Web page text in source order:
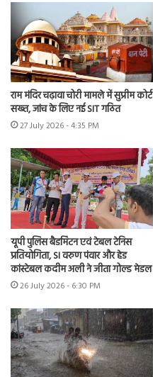
राम मंदिर चढ़ावा चोरी मामले में सुप्रीम कोर्ट
सख्त, जांच के लिए नई SIT गठित
27 July 2026 - 4:35 PM
यूपी पुलिस बैडमिंटन एवं टेबल टेनिस
प्रतियोगिता, SI वरुण पंवार और हेड
कांस्टेबल कदीम अली ने जीता गोल्ड मेडल
26 July 2026 - 6:30 PM